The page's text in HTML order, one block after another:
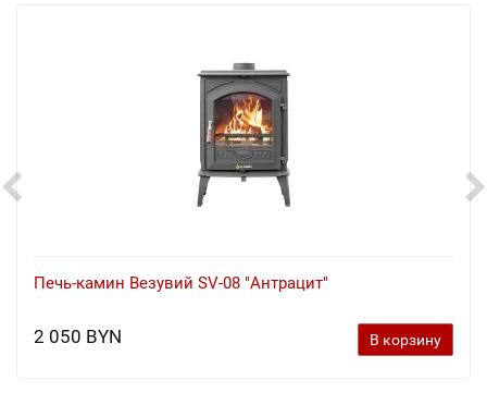
Печь-камин Везувий SV-08 "Антрацит"
2 050 BYN В корзину